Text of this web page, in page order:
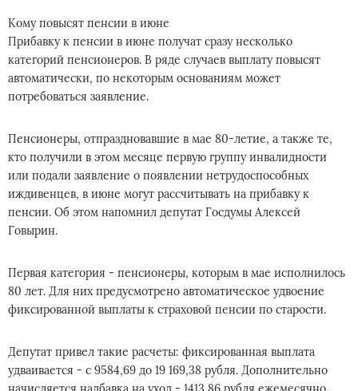
Кому повысят пенсии в июне
Прибавку к пенсии в июне получат сразу несколько
категорий пенсионеров. В ряде случаев выплату повысят
автоматически, по некоторым основаниям может
потребоваться заявление.
Пенсионеры, отпраздновавшие в мае 80-летие, а также те,
кто получили в этом месяце первую группу инвалидности
или подали заявление о появлении нетрудоспособных
иждивенцев, в июне могут рассчитывать на прибавку к
пенсии. Об этом напомнил депутат Госдумы Алексей
Говырин.
Первая категория - пенсионеры, которым в мае исполнилось
80 лет. Для них предусмотрено автоматическое удвоение
фиксированной выплаты к страховой пенсии по старости.
Депутат привел такие расчеты: фиксированная выплата
удваивается - с 9584,69 до 19 169,38 рубля. Дополнительно